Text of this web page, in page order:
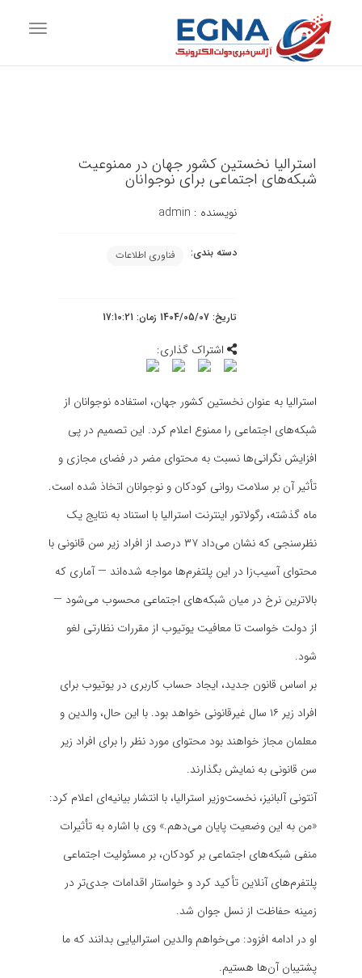
استرالیا نخستین کشور جهان در ممنوعیت
شبکه‌های اجتماعی برای نوجوانان
نویسنده : admin
دسته بندی: فناوری اطلاعات
تاریخ: 1404/05/07 زمان: 17:10:21
اشتراک گذاری:
استرالیا به عنوان نخستین کشور جهان، استفاده نوجوانان از
شبکه‌های اجتماعی را ممنوع اعلام کرد. این تصمیم در پی
افزایش نگرانی‌ها نسبت به محتوای مضر در فضای مجازی و
تأثیر آن بر سلامت روانی کودکان و نوجوانان اتخاذ شده است.
ماه گذشته، رگولاتور اینترنت استرالیا با استناد به نتایج یک
نظرسنجی که نشان می‌داد ۳۷ درصد از افراد زیر سن قانونی با
محتوای آسیب‌زا در این پلتفرم‌ها مواجه شده‌اند — آماری که
بالاترین نرخ در میان شبکه‌های اجتماعی محسوب می‌شود —
از دولت خواست تا معافیت یوتیوب از مقررات نظارتی لغو
شود.
بر اساس قانون جدید، ایجاد حساب کاربری در یوتیوب برای
افراد زیر ۱۶ سال غیرقانونی خواهد بود. با این حال، والدین و
معلمان مجاز خواهند بود محتوای مورد نظر را برای افراد زیر
سن قانونی به نمایش بگذارند.
آنتونی آلبانیز، نخست‌وزیر استرالیا، با انتشار بیانیه‌ای اعلام کرد:
«من به این وضعیت پایان می‌دهم.» وی با اشاره به تأثیرات
منفی شبکه‌های اجتماعی بر کودکان، بر مسئولیت اجتماعی
پلتفرم‌های آنلاین تأکید کرد و خواستار اقدامات جدی‌تر در
زمینه حفاظت از نسل جوان شد.
او در ادامه افزود: می‌خواهم والدین استرالیایی بدانند که ما
پشتیبان آن‌ها هستیم.